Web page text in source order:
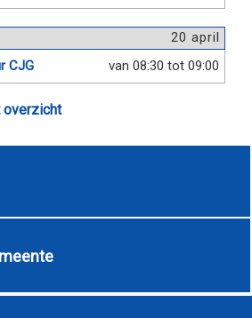
20 april
van 08:30 tot 09:00
CJG
overzicht